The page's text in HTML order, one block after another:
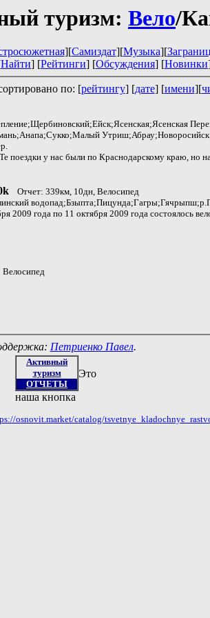
туризм: Вело/
][Самиздат][Музыка][
Найти] [Рейтинги] [Обсуждения] [Новинки
по: [рейтингу] [дате] [имени][
у нас были по Краснодарскому краю, но
Отчет: 339км, 10дн, Велосипед
2009 года по 11 октября 2009 года состоялось
Велосипед
Петриенко Павел.
Активный
туризм
ОТЧЕТЫ
Это
наша кнопка
osnovit.market/catalog/